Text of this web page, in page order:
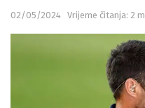
02/05/2024 Vrijeme čitanja: 2